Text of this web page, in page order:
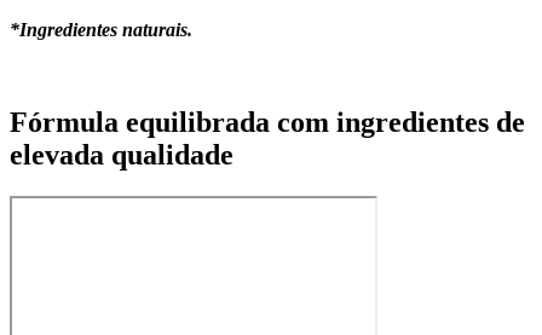
*Ingredientes naturais.
Fórmula equilibrada com ingredientes de
elevada qualidade